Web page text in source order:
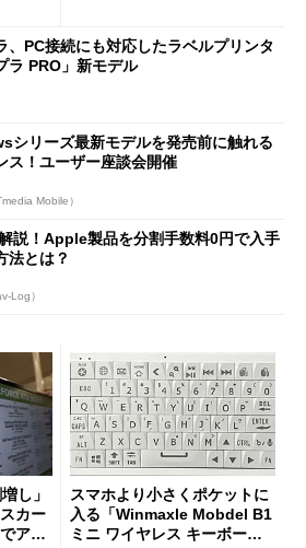
、PC接続にも対応したラベルプリンタ
ラ PRO」新モデル
シリーズ最新モデルを発売前に触れる
ス！ユーザー座談会開催
Mobile）
説！Apple製品を分割手数料0円で入手
法とは？
Log）
し」
カー
アキ
スマホより小さくポケットに
入る「Winmaxle Mobdel B1
ミニ ワイヤレス キーボー